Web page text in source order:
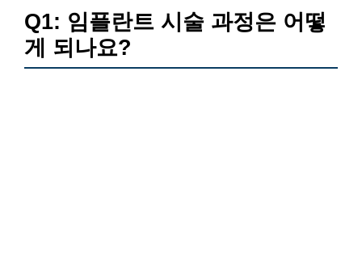
Q1: 임플란트 시술 과정은 어떻
게 되나요?